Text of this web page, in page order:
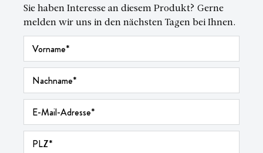
Sie haben Interesse an diesem Produkt? Gerne
melden wir uns in den nächsten Tagen bei Ihnen.